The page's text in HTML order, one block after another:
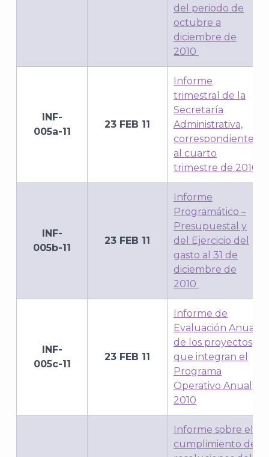
del periodo de
octubre a
diciembre de
2010
INF-
005a-11
23 FEB 11
Informe
trimestral de la
Secretaría
Administrativa,
correspondiente
al cuarto
trimestre de 2010
INF-
005b-11
23 FEB 11
Informe
Programático –
Presupuestal y
del Ejercicio del
gasto al 31 de
diciembre de
2010
INF-
005c-11
23 FEB 11
Informe de
Evaluación Anual
de los proyectos
que integran el
Programa
Operativo Anual
2010
Informe sobre el
cumplimiento de